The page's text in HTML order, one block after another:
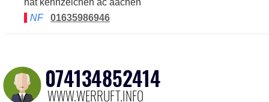
hat kennzeichen ac aachen
NF
01635986946